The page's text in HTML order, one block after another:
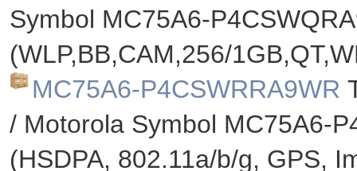
Symbol MC75A6-
(WLP,BB,CAM,256/
MC75A6-P4CSWRRA9WR
/ Motorola Symbol MC75A6-
(HSDPA, 802.11a/b/g, GPS,